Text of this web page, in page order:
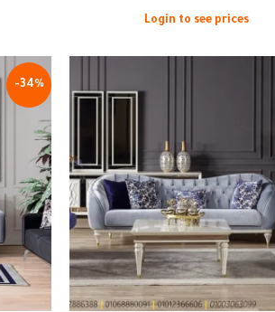
Login to see prices
-34%